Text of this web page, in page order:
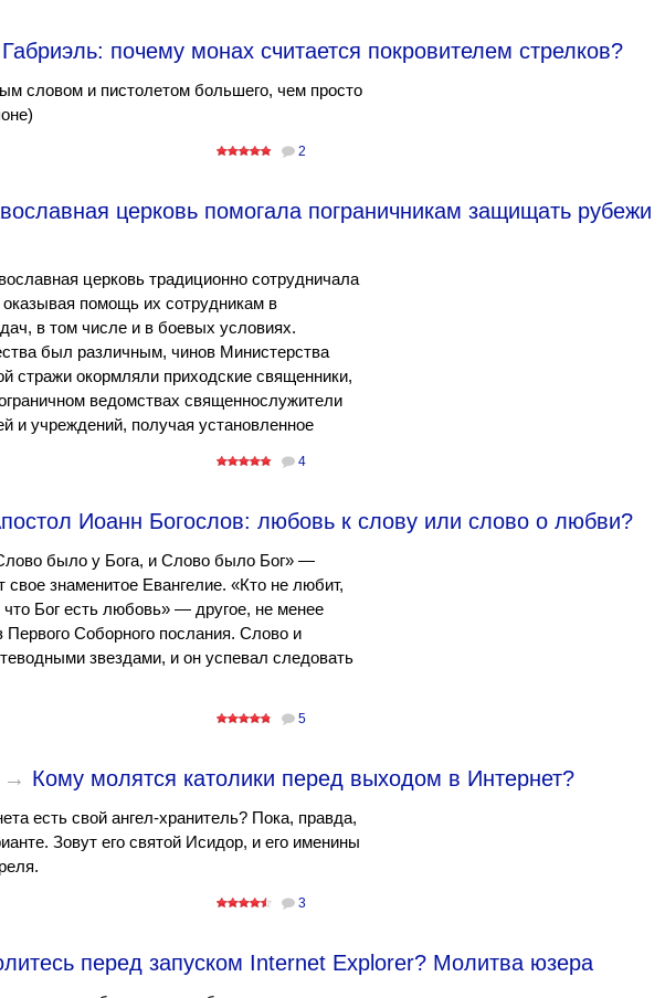
почему монах считается покровителем стрелков?
словом и пистолетом большего, чем просто
2
церковь помогала пограничникам защищать рубежи
церковь традиционно сотрудничала
помощь их сотрудникам в
в том числе и в боевых условиях.
был различным, чинов Министерства
стражи окормляли приходские священники,
ведомствах священнослужители
и учреждений, получая установленное
4
Иоанн Богослов: любовь к слову или слово о любви?
было у Бога, и Слово было Бог» —
свое знаменитое Евангелие. «Кто не любит,
что Бог есть любовь» — другое, не менее
Первого Соборного послания. Слово и
звездами, и он успевал следовать
5
→ Кому молятся католики перед выходом в Интернет?
есть свой ангел-хранитель? Пока, правда,
Зовут его святой Исидор, и его именины
3
перед запуском Internet Explorer? Молитва юзера